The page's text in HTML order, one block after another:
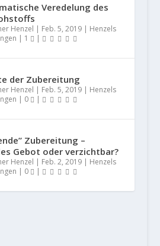
Veredelung des
Henzel | Feb. 5, 2019| Henzels
| 1 |
der Zubereitung
Henzel | Feb. 5, 2019| Henzels
| 0 |
Zubereitung –
Gebot oder verzichtbar?
Henzel | Feb. 2, 2019| Henzels
| 0 |